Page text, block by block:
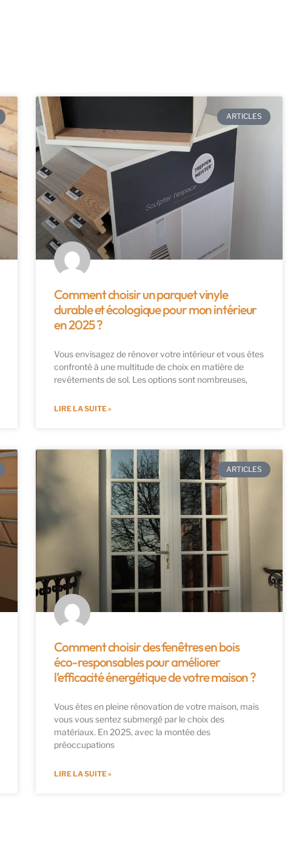
ARTICLES
Comment choisir un parquet vinyle
durable et écologique pour mon intérieur
en 2025 ?
Vous envisagez de rénover votre intérieur et vous êtes
confronté à une multitude de choix en matière de
revêtements de sol. Les options sont nombreuses,
LIRE LA SUITE »
ARTICLES
Comment choisir des fenêtres en bois
éco-responsables pour améliorer
l’efficacité énergétique de votre maison ?
Vous êtes en pleine rénovation de votre maison, mais
vous vous sentez submergé par le choix des
matériaux. En 2025, avec la montée des
préoccupations
LIRE LA SUITE »